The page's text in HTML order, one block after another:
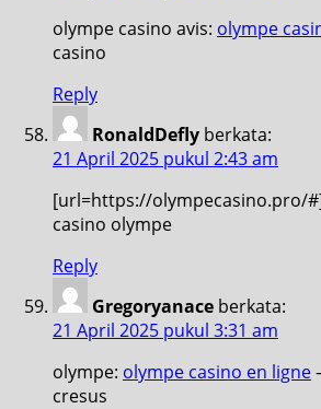
olympe casino avis: olympe
casino
Reply
RonaldDefly berkata:
21 April 2025 pukul 2:43 am
[url=https://olympecasino.pro/
casino olympe
Reply
Gregoryanace berkata:
21 April 2025 pukul 3:31 am
olympe: olympe casino en ligne
cresus